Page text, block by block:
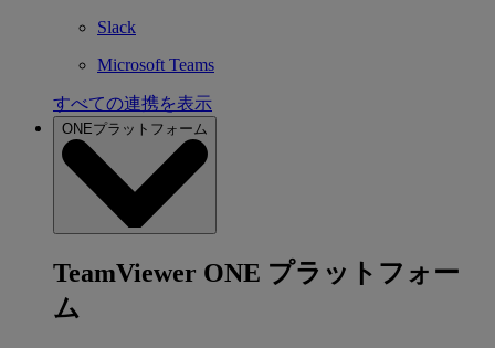
Slack
Microsoft Teams
すべての連携を表示
ONEプラットフォーム
TeamViewer ONE プラットフォー
ム